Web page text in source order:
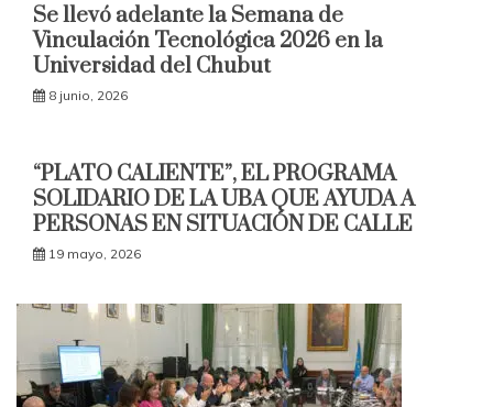
Se llevó adelante la Semana de
Vinculación Tecnológica 2026 en la
Universidad del Chubut
8 junio, 2026
“PLATO CALIENTE”, EL PROGRAMA
SOLIDARIO DE LA UBA QUE AYUDA A
PERSONAS EN SITUACIÓN DE CALLE
19 mayo, 2026